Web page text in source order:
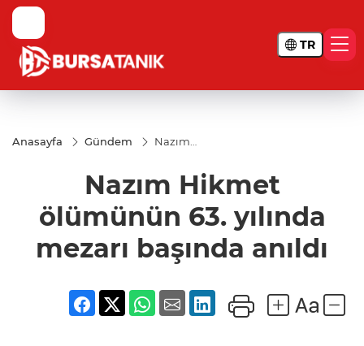
TR
Anasayfa Gündem
Nazım
63. yılında
mezarı
başında
anıldı
Nazım Hikmet
ölümünün 63. yılında
mezarı başında anıldı